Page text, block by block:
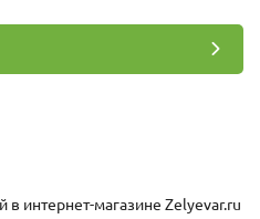
в интернет-магазине Zelyevar.ru